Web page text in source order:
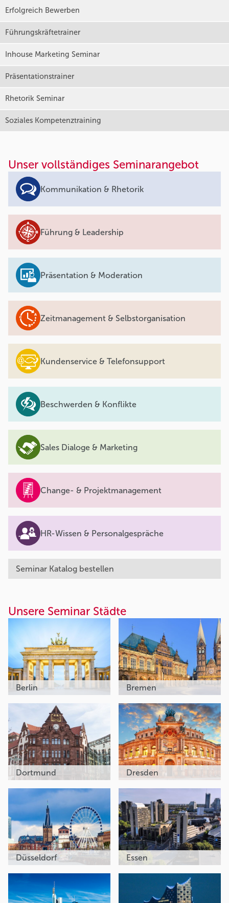
Erfolgreich Bewerben
Führungskräftetrainer
Inhouse Marketing Seminar
Präsentationstrainer
Rhetorik Seminar
Soziales Kompetenztraining
Unser vollständiges Seminarangebot
Kommunikation & Rhetorik
Führung & Leadership
Präsentation & Moderation
Zeitmanagement & Selbstorganisation
Kundenservice & Telefonsupport
Beschwerden & Konflikte
Sales Dialoge & Marketing
Change- & Projektmanagement
HR-Wissen & Personalgespräche
Seminar Katalog bestellen
Unsere Seminar Städte
Berlin Bremen
Dortmund Dresden
Düsseldorf Essen